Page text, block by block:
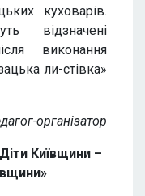
куховарів.
відзначені
виконання
ли-стівка»
організатор
Київщини –